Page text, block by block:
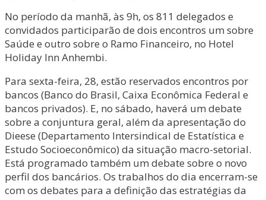
No período da manhã, às 9h, os 811 delegados e
convidados participarão de dois encontros um sobre
Saúde e outro sobre o Ramo Financeiro, no Hotel
Holiday Inn Anhembi.
Para sexta-feira, 28, estão reservados encontros por
bancos (Banco do Brasil, Caixa Econômica Federal e
bancos privados). E, no sábado, haverá um debate
sobre a conjuntura geral, além da apresentação do
Dieese (Departamento Intersindical de Estatística e
Estudo Socioeconômico) da situação macro-setorial.
Está programado também um debate sobre o novo
perfil dos bancários. Os trabalhos do dia encerram-se
com os debates para a definição das estratégias da